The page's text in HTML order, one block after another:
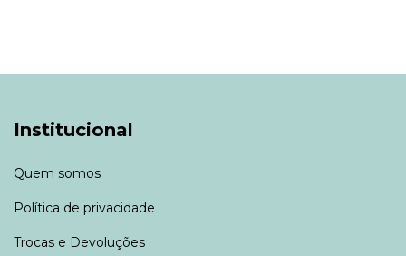
Institucional
Quem somos
Política de privacidade
Trocas e Devoluções